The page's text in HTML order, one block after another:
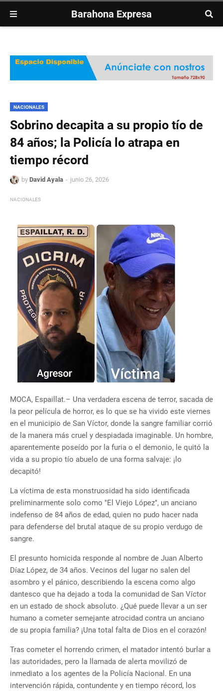
Barahona Expresa
NACIONALES
Sobrino decapita a su propio tío de
84 años; la Policía lo atrapa en
tiempo récord
by David Ayala junio 26, 2026
NACIONALES
​MOCA, Espaillat.– Una verdadera escena de terror, sacada de
la peor película de horror, es lo que se ha vivido este viernes
en el municipio de San Víctor, donde la sangre familiar corrió
de la manera más cruel y despiadada imaginable. Un hombre,
aparentemente poseído por la furia o el demonio, le quitó la
vida a su propio tío abuelo de una forma salvaje: ¡lo
decapitó!
​La víctima de esta monstruosidad ha sido identificada
preliminarmente solo como "El Viejo López", un anciano
indefenso de 84 años de edad, quien no pudo hacer nada
para defenderse del brutal ataque de su propio verdugo de
sangre.
​El presunto homicida responde al nombre de Juan Alberto
Díaz López, de 34 años. Vecinos del lugar no salen del
asombro y el pánico, describiendo la escena como algo
dantesco que ha dejado a toda la comunidad de San Víctor
en un estado de shock absoluto. ¿Qué puede llevar a un ser
humano a cometer semejante atrocidad contra un anciano
de su propia familia? ¡Una total falta de Dios en el corazón!
​​Tras cometer el horrendo crimen, el matador intentó burlar a
las autoridades, pero la llamada de alerta movilizó de
inmediato a los agentes de la Policía Nacional. En una
intervención rápida, contundente y en tiempo récord, los